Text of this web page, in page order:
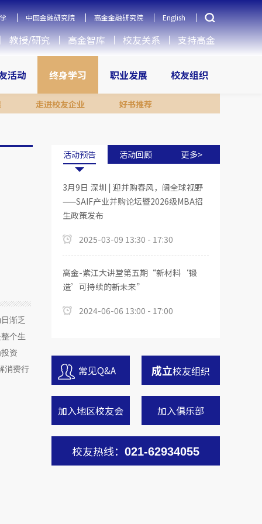
中国金融研究院 高金金融研究院 English
教授/研究 高金智库 校友关系 支持高金
活动 终身学习
走进校友企业 好书推荐
职业发展 校友组织
渐乏
个生
资
消费行
活动预告 活动回顾 更多>
3月9日 深圳 | 迎并购春风，阔全球视野
——SAIF产业并购论坛暨2026级MBA招
生政策发布
2025-03-09 13:30 - 17:30
高金-紫江大讲堂第五期“新材料‘锻
造’可持续的新未来”
2024-06-06 13:00 - 17:00
常见Q&A 成立校友组织
加入地区校友会 加入俱乐部
校友热线： 021-62934055